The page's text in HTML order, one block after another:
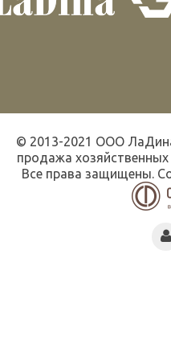
© 2013-2021 ООО
продажа
Все права защищены.